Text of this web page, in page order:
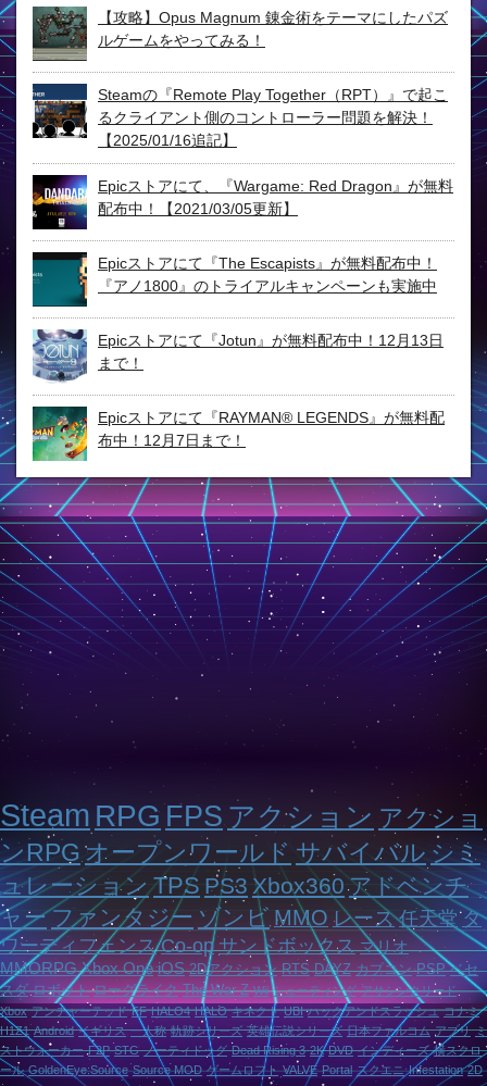
【攻略】Opus Magnum 錬金術をテーマにしたパズ
ルゲームをやってみる！
Steamの『Remote Play Together（RPT）』で起こ
るクライアント側のコントローラー問題を解決！
【2025/01/16追記】
Epicストアにて、『Wargame: Red Dragon』が無料
配布中！【2021/03/05更新】
Epicストアにて『The Escapists』が無料配布中！
『アノ1800』のトライアルキャンペーンも実施中
Epicストアにて『Jotun』が無料配布中！12月13日
まで！
Epicストアにて『RAYMAN® LEGENDS』が無料配
布中！12月7日まで！
Steam RPG FPS アクション アクショ
ンRPG オープンワールド サバイバル シミ
ュレーションTPS PS3 Xbox360 アドベンチ
ャーファンタジー ゾンビ MMO レース 任天堂 タ
ワーディフェンス Co-op サンドボックス マリオ
MMORPG Xbox One iOS 2Dアクション RTS DAYZ カプコン PSP ベセ
スダ ロボット ローグライク The War Z Wii シューティング アサシンクリード
Xbox アンチャーテッド FF HALO4 HALO キネクト UBI ハックアンドスラッシュ コナミ
H1Z1 Android イギリス 一人称 軌跡シリーズ 英雄伝説シリーズ 日本ファルコム アプリ ミ
ストウォーカー F2P STG ノーティドッグ Dead Rising 3 2K DVD インディーズ 横スクロ
ール GoldenEye:Source Source MOD ゲームロフト VALVE Portal スクエニ Infestation 2D